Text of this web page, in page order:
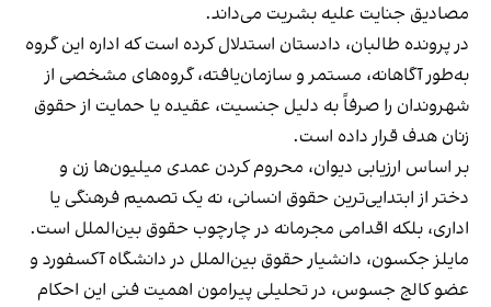
مصادیق جنایت علیه بشریت می‌داند.
در پرونده طالبان، دادستان استدلال کرده است که اداره این گروه
به‌طور آگاهانه، مستمر و سازمان‌یافته، گروه‌های مشخصی از
شهروندان را صرفاً به دلیل جنسیت، عقیده یا حمایت از حقوق
زنان هدف قرار داده است.
بر اساس ارزیابی دیوان، محروم کردن عمدی میلیون‌ها زن و
دختر از ابتدایی‌ترین حقوق انسانی، نه یک تصمیم فرهنگی یا
اداری، بلکه اقدامی مجرمانه در چارچوب حقوق بین‌الملل است.
مایلز جکسون، دانشیار حقوق بین‌الملل در دانشگاه آکسفورد و
عضو کالج جسوس، در تحلیلی پیرامون اهمیت فنی این احکام